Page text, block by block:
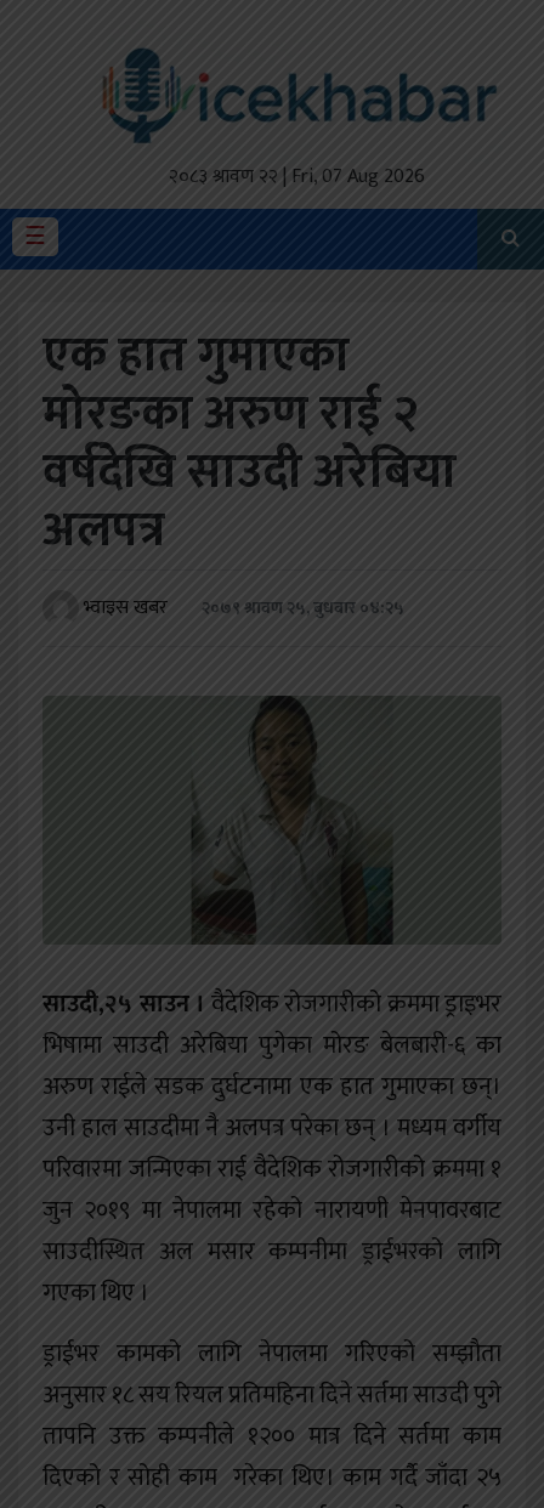
२०८३ श्रावण २२ | Fri, 07 Aug 2026
☰
मैथिली
प्रदेश
राजनीति
एक हात गुमाएका
मोरङका अरुण राई २
वर्षदेखि साउदी अरेबिया
अलपत्र
भ्वाइस खबर २०७९ श्रावण २५, बुधबार ०४:२५
साउदी,२५ साउन । वैदेशिक रोजगारीको क्रममा ड्राइभर
भिषामा साउदी अरेबिया पुगेका मोरङ बेलबारी-६ का
अरुण राईले सडक दुर्घटनामा एक हात गुमाएका छन्।
उनी हाल साउदीमा नै अलपत्र परेका छन् । मध्यम वर्गीय
परिवारमा जन्मिएका राई वैदेशिक रोजगारीको क्रममा १
जुन २०१९ मा नेपालमा रहेको नारायणी मेनपावरबाट
साउदीस्थित अल मसार कम्पनीमा ड्राईभरको लागि
गएका थिए ।
ड्राईभर कामको लागि नेपालमा गरिएको सम्झौता
अनुसार १८ सय रियल प्रतिमहिना दिने सर्तमा साउदी पुगे
तापनि उक्त कम्पनीले १२०० मात्र दिने सर्तमा काम
दिएको र सोही काम गरेका थिए। काम गर्दै जाँदा २५